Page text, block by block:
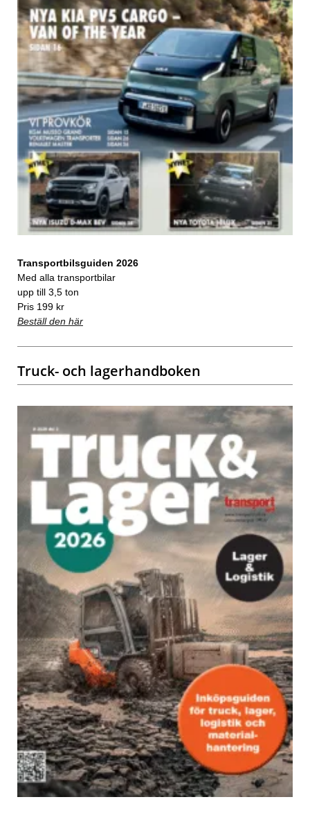
Transportbilsguiden 2026
Med alla transportbilar
upp till 3,5 ton
Pris 199 kr
Beställ den här
Truck- och lagerhandboken